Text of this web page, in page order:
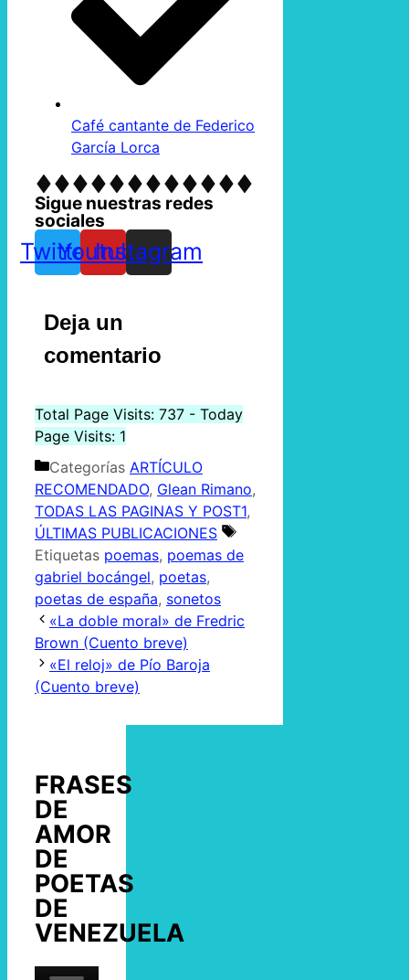
Café cantante de Federico
García Lorca
Sigue nuestras redes
sociales
TwitterYoutube
Instagram
Deja un
comentario
Total Page Visits: 737 - Today
Page Visits: 1
Categorías ARTÍCULO
RECOMENDADO, Glean Rimano,
TODAS LAS PAGINAS Y POST1,
ÚLTIMAS PUBLICACIONES
Etiquetas poemas, poemas de
gabriel bocángel, poetas,
poetas de españa, sonetos
«La doble moral» de Fredric
Brown (Cuento breve)
«El reloj» de Pío Baroja
(Cuento breve)
FRASES
DE
AMOR
DE
POETAS
DE
VENEZUELA